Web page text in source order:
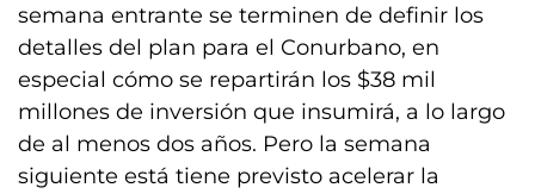
semana entrante se terminen de definir los
detalles del plan para el Conurbano, en
especial cómo se repartirán los $38 mil
millones de inversión que insumirá, a lo largo
de al menos dos años. Pero la semana
siguiente está tiene previsto acelerar la